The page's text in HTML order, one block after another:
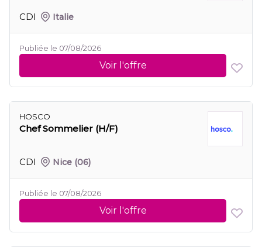
CDI Italie
Publiée le 07/08/2026
Voir l'offre
HOSCO
Chef Sommelier (H/F)
CDI Nice (06)
Publiée le 07/08/2026
Voir l'offre